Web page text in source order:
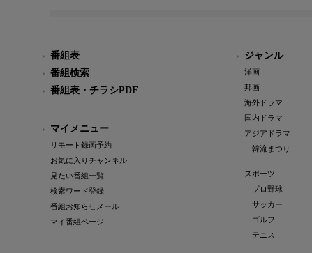
番組表
番組検索
番組表・チラシPDF
マイメニュー
リモート録画予約
お気に入りチャンネル
見たい番組一覧
検索ワード登録
番組お知らせメール
マイ番組ページ
ジャンル
洋画
邦画
海外ドラマ
国内ドラマ
アジアドラマ
韓流まつり
スポーツ
プロ野球
サッカー
ゴルフ
テニス